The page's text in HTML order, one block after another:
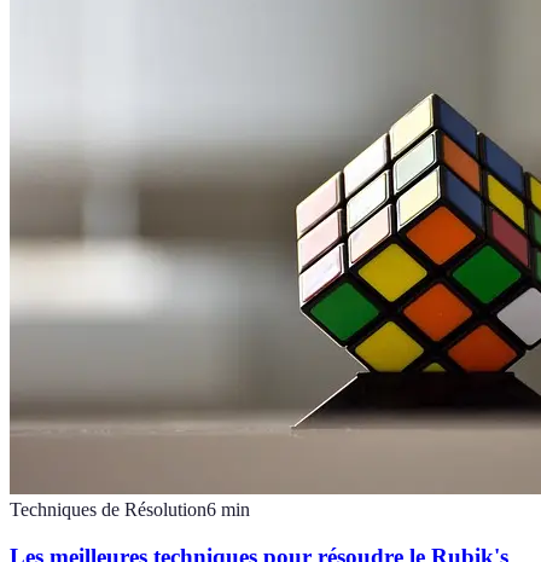
Techniques de Résolution6 min
Les meilleures techniques pour résoudre le Rubik's